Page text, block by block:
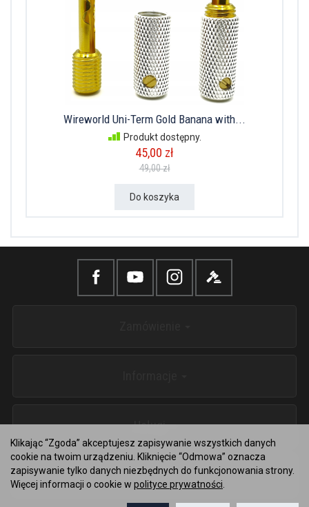
Wireworld Uni-Term Gold Banana with...
Produkt dostępny.
45,00 zł
49,00 zł
Do koszyka
Usługi
Kontakt
Klikając “Zgoda” akceptujesz zapisywanie wszystkich danych
cookie na twoim urządzeniu. Kliknięcie “Odmowa” oznacza
zapisywanie tylko danych niezbędnych do funkcjonowania strony.
Więcej informacji o cookie w polityce prywatności